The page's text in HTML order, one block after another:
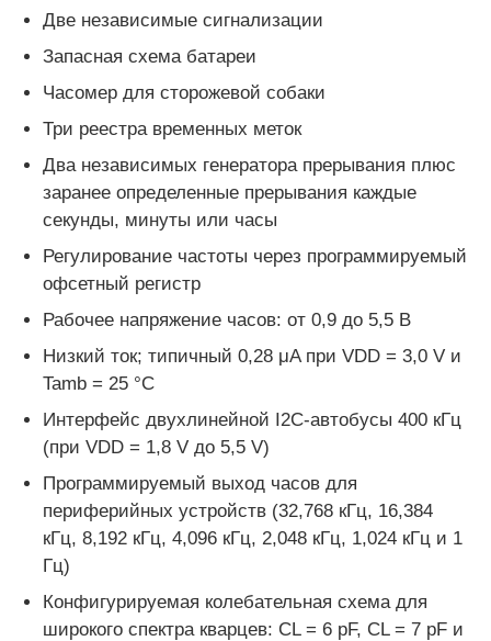
Блок микроконтроллера MCU
Система SOC на чипе
IC MPU
CPLD PLD
Инфракрасный тепловой детектор
Микросхема памяти ДРАХМЫ
обломок eeprom
PSRAM Chip
Две независимые сигнализации
Запасная схема батареи
Часомер для сторожевой собаки
Три реестра временных меток
Два независимых генератора прерывания плюс
заранее определенные прерывания каждые
секунды, минуты или часы
Регулирование частоты через программируемый
офсетный регистр
Рабочее напряжение часов: от 0,9 до 5,5 В
Низкий ток; типичный 0,28 μA при VDD = 3,0 V и
Tamb = 25 °C
Интерфейс двухлинейной I2C-автобусы 400 кГц
(при VDD = 1,8 V до 5,5 V)
Программируемый выход часов для
периферийных устройств (32,768 кГц, 16,384
кГц, 8,192 кГц, 4,096 кГц, 2,048 кГц, 1,024 кГц и 1
Гц)
Конфигурируемая колебательная схема для
широкого спектра кварцев: CL = 6 pF, CL = 7 pF и